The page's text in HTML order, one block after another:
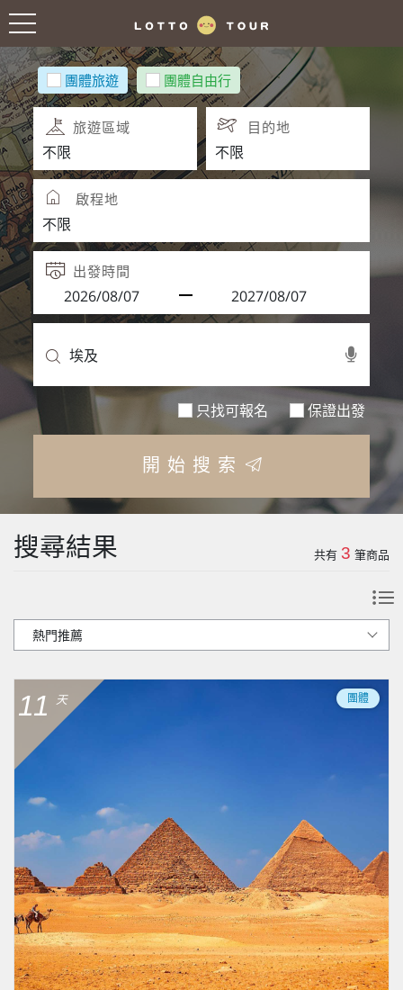
團體旅遊 團體自由行
旅遊區域 目的地
啟程地
出發時間
只找可報名 保證出發
開始搜索
搜尋結果 共有 3 筆商品
11 天 團體